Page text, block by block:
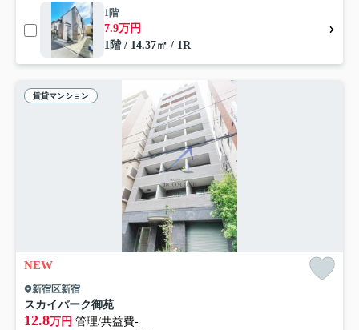
1階
7.9万円
1階 / 14.37㎡ / 1R
賃貸マンション
NEW
新宿区新宿
スカイパーク御苑
12.8万円 管理/共益費-